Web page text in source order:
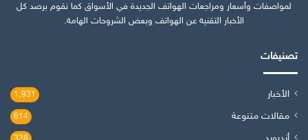
لمواصفات وأسعار ومراجعات الهواتف الجديدة في الأسواق كما نقوم برصد كل
الأخبار التقنية عن الهواتف وبعض الشروحات الهامة.
تصنيفات
الأخبار 1٬931
مقالات متنوعة 614